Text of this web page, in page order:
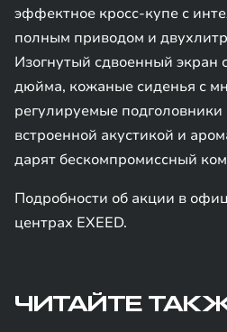
эффектное кросс-купе с
полным приводом и
Изогнутый сдвоенный экран
дюйма, кожаные сиденья с
регулируемые подголовники
встроенной акустикой и
дарят бескомпромиссный
Подробности об акции в
центрах EXEED.
ЧИТАЙТЕ